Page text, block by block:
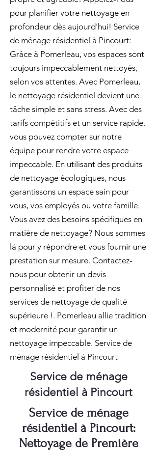
pour planifier votre nettoyage en
profondeur dès aujourd'hui! Service
de ménage résidentiel à Pincourt:
Grâce à Pomerleau, vos espaces sont
toujours impeccablement nettoyés,
selon vos attentes. Avec Pomerleau,
le nettoyage résidentiel devient une
tâche simple et sans stress. Avec des
tarifs compétitifs et un service rapide,
vous pouvez compter sur notre
équipe pour rendre votre espace
impeccable. En utilisant des produits
de nettoyage écologiques, nous
garantissons un espace sain pour
vous, vos employés ou votre famille.
Vous avez des besoins spécifiques en
matière de nettoyage? Nous sommes
là pour y répondre et vous fournir une
prestation sur mesure. Contactez-
nous pour obtenir un devis
personnalisé et profiter de nos
services de nettoyage de qualité
supérieure !. Pomerleau allie tradition
et modernité pour garantir un
nettoyage impeccable. Service de
ménage résidentiel à Pincourt
Service de ménage
résidentiel à Pincourt
Service de ménage
résidentiel à Pincourt:
Nettoyage de Première